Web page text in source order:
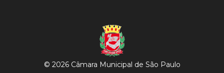
© 2026 Câmara Municipal de São Paulo